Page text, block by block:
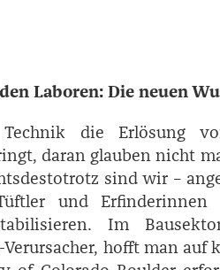
Laboren: Die neuen
die Erlösung
daran glauben nicht
sind wir –
und
Im
Verursacher, hofft man